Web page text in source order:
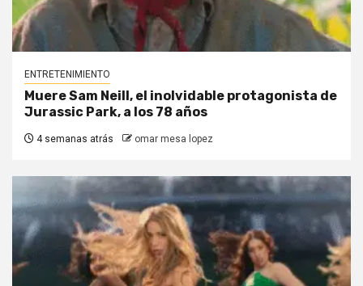
ENTRETENIMIENTO
Muere Sam Neill, el inolvidable protagonista de
Jurassic Park, a los 78 años
4 semanas atrás omar mesa lopez